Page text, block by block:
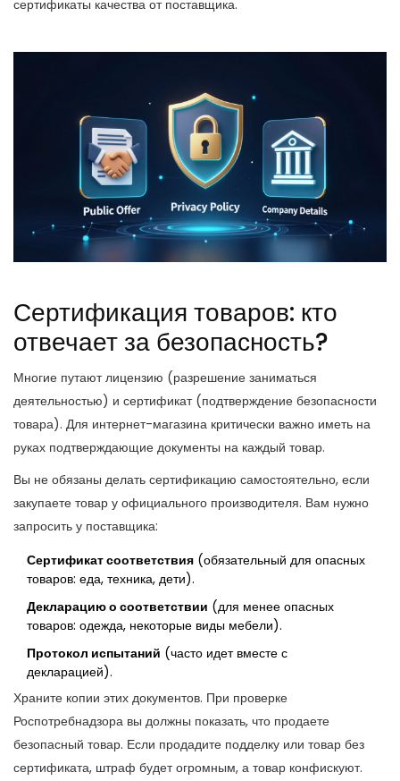
сертификаты качества от поставщика.
Сертификация товаров: кто
отвечает за безопасность?
Многие путают лицензию (разрешение заниматься
деятельностью) и сертификат (подтверждение безопасности
товара). Для интернет-магазина критически важно иметь на
руках подтверждающие документы на каждый товар.
Вы не обязаны делать сертификацию самостоятельно, если
закупаете товар у официального производителя. Вам нужно
запросить у поставщика:
Сертификат соответствия (обязательный для опасных
товаров: еда, техника, дети).
Декларацию о соответствии (для менее опасных
товаров: одежда, некоторые виды мебели).
Протокол испытаний (часто идет вместе с
декларацией).
Храните копии этих документов. При проверке
Роспотребнадзора вы должны показать, что продаете
безопасный товар. Если продадите подделку или товар без
сертификата, штраф будет огромным, а товар конфискуют.